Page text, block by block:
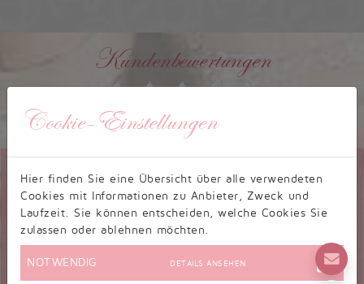
Kundenbewertungen
9,26/10 - 244 Bewertungen
Bewertung zu Standardschuh
Mittwoch, 03.09.2025, 16:18
hinten etwas rutsche, habe ich Silikonpad sreingelegt. Jetzt kann
Cookie-Einstellungen
Hier finden Sie eine Übersicht über alle verwendeten
Cookies mit Informationen zu Anbieter, Zweck und
Laufzeit. Sie können entscheiden, welche Cookies Sie
zulassen oder ablehnen möchten.
NOTWENDIG DETAILS ANSEHEN